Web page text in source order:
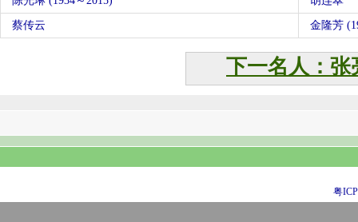
蔡传云 金隆芳
下一名人：张
粤